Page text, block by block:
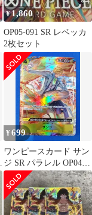
¥1,860
OP05-091 SR レベッカ
2枚セット
¥699
ワンピースカード サン
ジ SR パラレル OP04-
104 SR★ 謀略の王国